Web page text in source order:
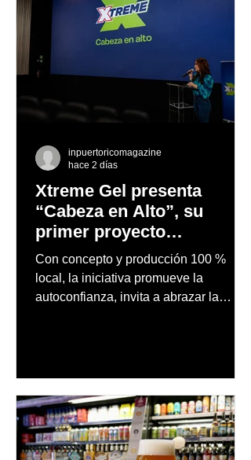
Xtreme Gel presenta
“Cabeza en Alto”, su
primer proyecto
audiovisual concebido y
producido completamente
en Puerto Rico
Con concepto y producción 100 %
local, la iniciativa promueve la
autoconfianza, invita a abrazar la
inpuertoricomagazine
hace 2 días